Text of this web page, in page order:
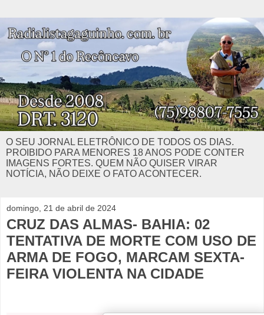
O SEU JORNAL ELETRÔNICO DE TODOS OS DIAS.
PROIBIDO PARA MENORES 18 ANOS PODE CONTER
IMAGENS FORTES. QUEM NÃO QUISER VIRAR
NOTÍCIA, NÃO DEIXE O FATO ACONTECER.
domingo, 21 de abril de 2024
CRUZ DAS ALMAS- BAHIA: 02
TENTATIVA DE MORTE COM USO DE
ARMA DE FOGO, MARCAM SEXTA-
FEIRA VIOLENTA NA CIDADE